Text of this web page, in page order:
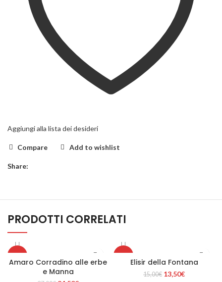
Aggiungi alla lista dei desideri
Compare Add to wishlist
Share:
PRODOTTI CORRELATI
Amaro Corradino alle erbe
e Manna
Elisir della Fontana
15,00€ Il
13,50€Il